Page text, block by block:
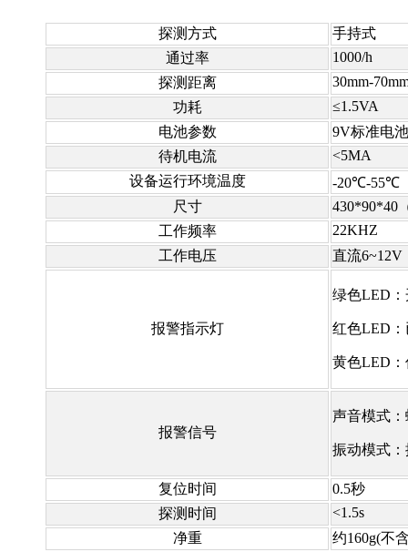
探测方式
手持式
通过率
1000/h
探测距离
30mm-
功耗
≤1.5VA
电池参数
9V标准电池
待机电流
<5MA
设备运行环境温度
-20℃-55℃
尺寸
430*90*40
工作频率
22KHZ
工作电压
直流6~12V
报警指示灯
绿色LED：
红色LED
黄色LED
报警信号
声音模式
振动模式
复位时间
0.5秒
探测时间
<1.5s
净重
约160g(不